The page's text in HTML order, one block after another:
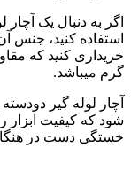
اگر به دنبال یک آچار
استفاده کنید، جنس
گرم میباشد.
شود که کیفیت ابزار
خستگی دست در